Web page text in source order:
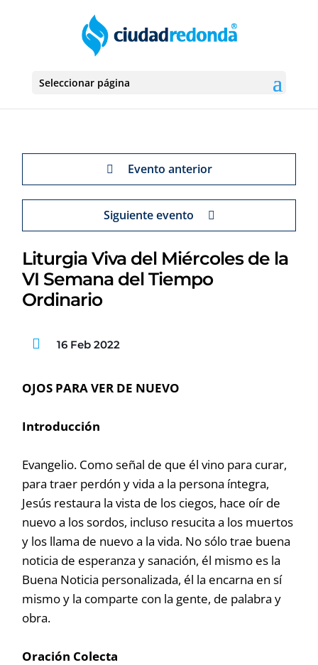
Seleccionar página
Evento anterior
Siguiente evento
Liturgia Viva del Miércoles de la
VI Semana del Tiempo
Ordinario
16 Feb 2022
OJOS PARA VER DE NUEVO
Introducción
Evangelio. Como señal de que él vino para curar,
para traer perdón y vida a la persona íntegra,
Jesús restaura la vista de los ciegos, hace oír de
nuevo a los sordos, incluso resucita a los muertos
y los llama de nuevo a la vida. No sólo trae buena
noticia de esperanza y sanación, él mismo es la
Buena Noticia personalizada, él la encarna en sí
mismo y la comparte con la gente, de palabra y
obra.
Oración Colecta